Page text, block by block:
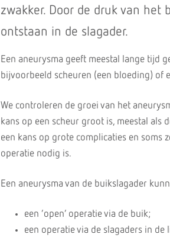
zwakker. Door de druk van het
ontstaan in de slagader.
Een aneurysma geeft meestal lange tijd
bijvoorbeeld scheuren (een bloeding) of
We controleren de groei van het
kans op een scheur groot is, meestal als
een kans op grote complicaties en soms
operatie nodig is.
Een aneurysma van de buikslagader
een ‘open’ operatie via de buik;
een operatie via de slagaders in de